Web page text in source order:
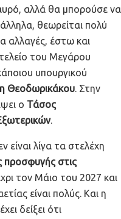
αλλά θα μπορούσε να
θεωρείται πολύ
αλλαγές, έστω και
του Μεγάρου
υπουργικού
Θεοδωρικάκου. Στην
ο Τάσος
.
είναι λίγα τα στελέχη
προσφυγής στις
τον Μάιο του 2027 και
είναι πολύς. Και η
δείξει ότι